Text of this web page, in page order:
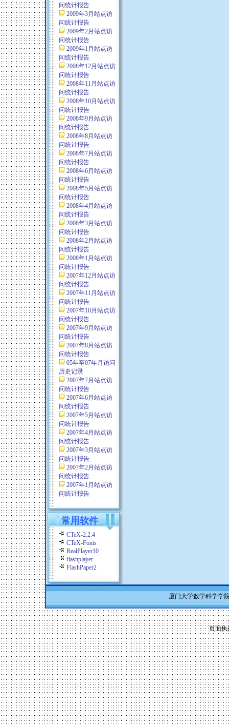
问统计报告
2009年3月站点访
问统计报告
2009年2月站点访
问统计报告
2009年1月站点访
问统计报告
2008年12月站点访
问统计报告
2008年11月站点访
问统计报告
2008年10月站点访
问统计报告
2008年9月站点访
问统计报告
2008年8月站点访
问统计报告
2008年7月站点访
问统计报告
2008年6月站点访
问统计报告
2008年5月站点访
问统计报告
2008年4月站点访
问统计报告
2008年3月站点访
问统计报告
2008年2月站点访
问统计报告
2008年1月站点访
问统计报告
2007年12月站点访
问统计报告
2007年11月站点访
问统计报告
2007年10月站点访
问统计报告
2007年9月站点访
问统计报告
2007年8月站点访
问统计报告
05年至07年月访问
历史记录
2007年7月站点访
问统计报告
2007年6月站点访
问统计报告
2007年5月站点访
问统计报告
2007年4月站点访
问统计报告
2007年3月站点访
问统计报告
2007年2月站点访
问统计报告
2007年1月站点访
问统计报告
常用软件
CTeX-2.2.4
CTeX-Fonts
RealPlayer10
flashplayer
FlashPaper2
厦门大学数学科学学
页面执